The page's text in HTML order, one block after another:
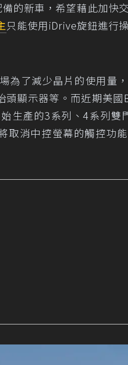
的新車，希望藉此加快
只能使用iDrive旋鈕進行
為了減少晶片的使用量
頭顯示器等。而近期美
生產的3系列、4系列雙
取消中控螢幕的觸控功